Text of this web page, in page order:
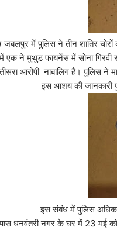
जबलपुर में पुलिस ने तीन शातिर
में एक ने मुथुड फायनेंस में सोना
आरोपी नाबालिग है। पुलिस ने
इस आशय की जानकारी
में पुलिस अधिकारियों ने आगे
धनवंतरी नगर के घर में 23 मई को